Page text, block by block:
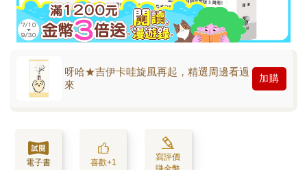
呀哈★吉伊卡哇旋風再起，精選周邊看過
來
加購
電子書 喜歡+1
寫評價